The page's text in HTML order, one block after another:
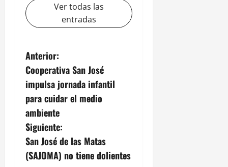
Ver todas las
entradas
N
a
v
e
g
Anterior:
Cooperativa San José
impulsa jornada infantil
para cuidar el medio
ambiente
Siguiente:
San José de las Matas
(SAJOMA) no tiene dolientes